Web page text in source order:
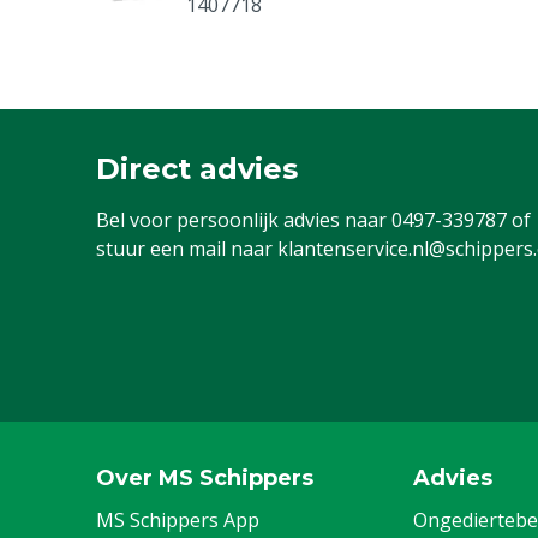
1407729
1407735
Roux knijpgreep
Direct advies
Bel voor persoonlijk advies naar0497-339787of
stuur een mail naar
Over MS Schippers
MS Schippers App
Advies